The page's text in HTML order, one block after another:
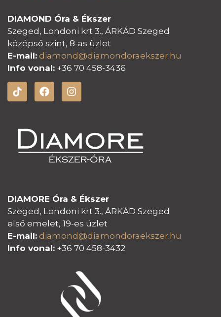
DIAMOND Óra & Ékszer
Szeged, Londoni krt 3., ÁRKÁD Szeged
középső szint, 8-as üzlet
E-mail: diamond@diamondoraekszer.hu
Info vonal: +36 70 458-3436
DIAMORE Óra & Ékszer
Szeged, Londoni krt 3., ÁRKÁD Szeged
első emelet, 19-es üzlet
E-mail: diamond@diamondoraekszer.hu
Info vonal: +36 70 458-3432